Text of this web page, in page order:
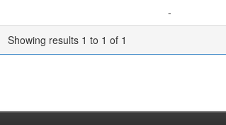
-
Showing results 1 to 1 of 1